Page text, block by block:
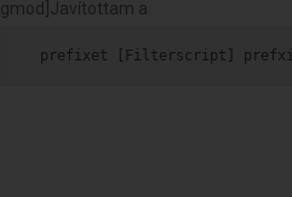
[gmod]Javítottam a
prefixet [Filterscript]